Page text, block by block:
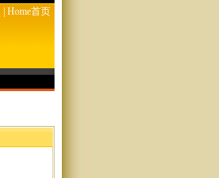
|Home首页